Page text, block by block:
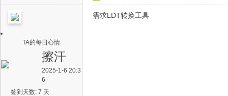
TA的每日心情
擦汗
2025-1-6 20:3
6
签到天数: 7 天
需求LDT转换工具